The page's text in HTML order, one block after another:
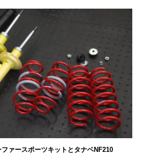
ァースポーツキットとタナベNF210